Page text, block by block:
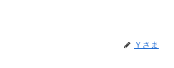
Ｙさま